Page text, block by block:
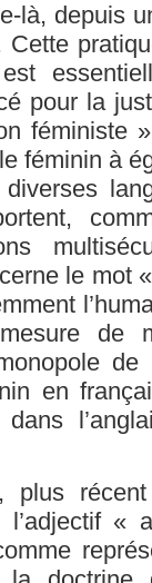
là, depuis
pour la
féministe
féminin à
le mot
de
en
dans
l’adjectif «